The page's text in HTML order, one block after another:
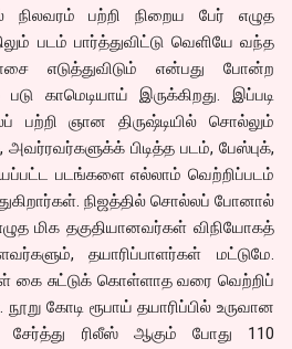
நிலவரம் பற்றி நிறைய பேர் எழுத
படம் பார்த்துவிட்டு வெளியே வந்த
எடுத்துவிடும் என்பது போன்ற
காமெடியாய் இருக்கிறது. இப்படி
பற்றி ஞான திருஷ்டியில் சொல்லும்
பிடித்த படம், பேஸ்புக்,
படங்களை எல்லாம் வெற்றிப்படம்
நிஜத்தில் சொல்லப் போனால்
மிக தகுதியானவர்கள் விநியோகத்
தயாரிப்பாளர்கள் மட்டுமே.
கை சுட்டுக் கொள்ளாத வரை வெற்றிப்
கோடி ரூபாய் தயாரிப்பில் உருவான
சேர்த்து ரிலீஸ் ஆகும் போது 110